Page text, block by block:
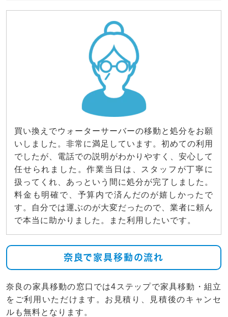
買い換えでウォーターサーバーの移動と処分をお願
いしました。非常に満足しています。初めての利用
でしたが、電話での説明がわかりやすく、安心して
任せられました。作業当日は、スタッフが丁寧に
扱ってくれ、あっという間に処分が完了しました。
料金も明確で、予算内で済んだのが嬉しかったで
す。自分では運ぶのが大変だったので、業者に頼ん
で本当に助かりました。また利用したいです。
奈良で家具移動の流れ
奈良の家具移動の窓口では4ステップで家具移動・組立
をご利用いただけます。お見積り、見積後のキャンセ
ルも無料となります。